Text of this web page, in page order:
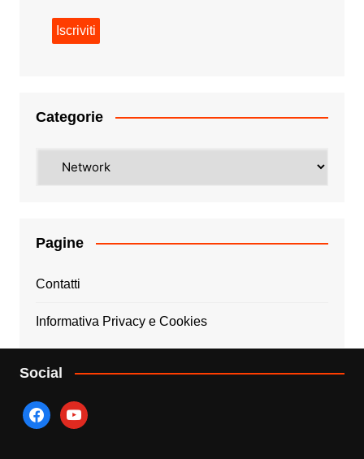
Categorie
Pagine
Contatti
Informativa Privacy e Cookies
Social
facebookyoutube